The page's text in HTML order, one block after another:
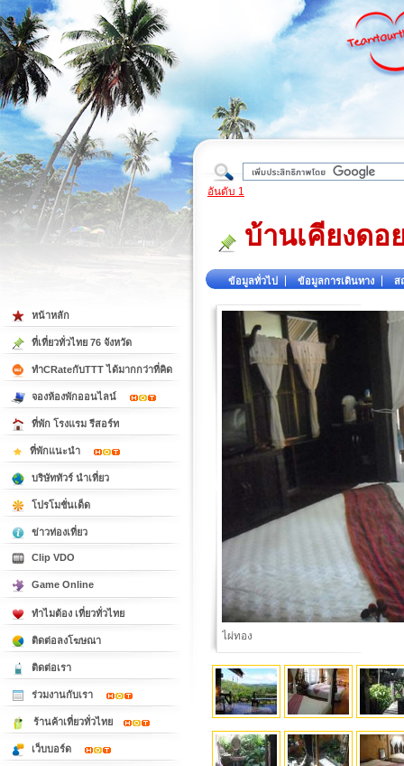
ต้
อันดับ 1
บ้านเคียงดอ
ข้อมูลทั่วไป ข้อมูลการเดินทาง ส
ไผ่ทอง
หน้าหลัก
ที่เที่ยวทั่วไทย 76 จังหวัด
ทำCRateกับTTT ได้มากกว่าที่คิด
จองห้องพักออนไลน์
ที่พัก โรงแรม รีสอร์ท
ที่พักแนะนำ
บริษัททัวร์ นำเที่ยว
โปรโมชั่นเด็ด
ข่าวท่องเที่ยว
Clip VDO
Game Online
ทำไมต้อง เที่ยวทั่วไทย
ติดต่อลงโฆษณา
ติดต่อเรา
ร่วมงานกับเรา
ร้านค้าเที่ยวทั่วไทย
เว็บบอร์ด